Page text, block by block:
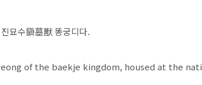
묘수鎭墓獸 똥궁디다.
of the baekje kingdom, housed at the nati